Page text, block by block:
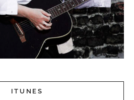
ITUNES